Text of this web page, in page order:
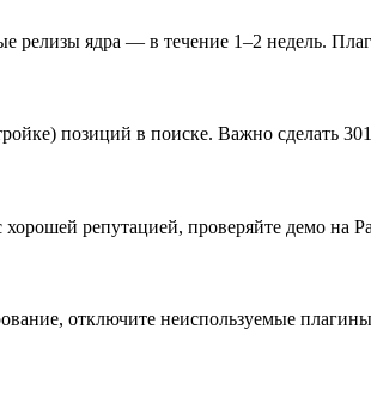
релизы ядра — в течение 1–2 недель.
позиций в поиске. Важно сделать
репутацией, проверяйте демо на
отключите неиспользуемые